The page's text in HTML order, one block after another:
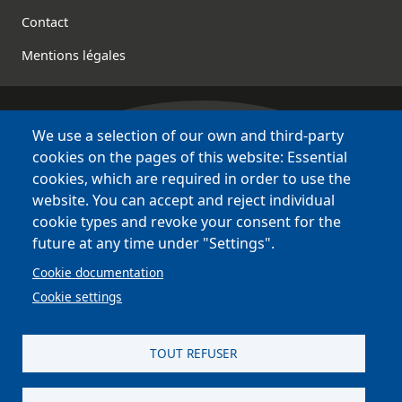
Contact
Mentions légales
Bretagne Culture Diversité
des sites variés !
Sites
BCD
Bazhvalan
Bécédia
BED
PCI
We use a selection of our own and third-party
cookies on the pages of this website: Essential
cookies, which are required in order to use the
website. You can accept and reject individual
cookie types and revoke your consent for the
future at any time under "Settings".
Cookie documentation
Cookie settings
TOUT REFUSER